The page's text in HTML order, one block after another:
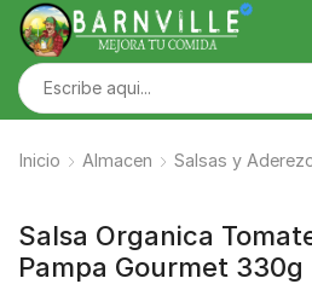
Inicio Almacen Salsas y
Salsa Organica
Pampa Gourmet 330g